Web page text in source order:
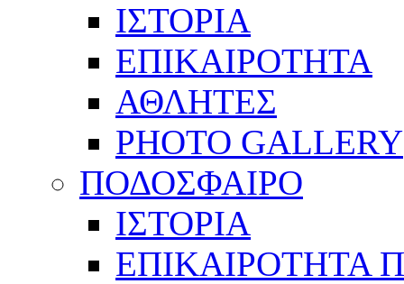
ΙΣΤΟΡΙΑ
ΕΠΙΚΑΙΡΟΤΗΤΑ
ΑΘΛΗΤΕΣ
PHOTO GALLERY
ΠΟΔΟΣΦΑΙΡΟ
ΙΣΤΟΡΙΑ
ΕΠΙΚΑΙΡΟΤΗΤΑ